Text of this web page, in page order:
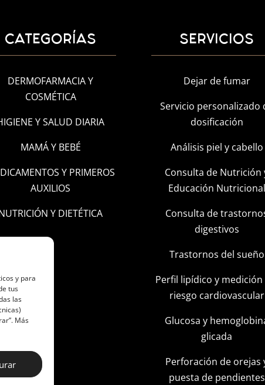
y para
tus
las
Más
CATEGORÍAS
DERMOFARMACIA Y
COSMÉTICA
Y SALUD DIARIA
MAMÁ Y BEBÉ
Y PRIMEROS
AUXILIOS
Y DIETÉTICA
SERVICIOS
Dejar de fumar
Servicio personalizado
dosificación
Análisis piel y cabello
Consulta de Nutrición
Educación Nutricional
Consulta de
digestivos
Trastornos del sueño
Perfil lipídico y medición
riesgo cardiovascular
Glucosa y
glicada
Perforación de orejas
puesta de pendientes